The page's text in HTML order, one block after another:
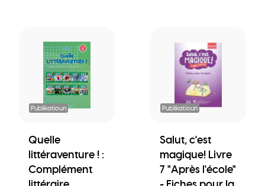
Publikatioun
Quelle
littéraventure ! :
Complément
Publikatioun
Salut, c'est
magique! Livre
7 "Après l'école"